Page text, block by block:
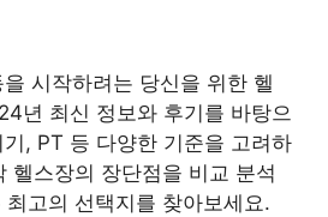
시작하려는 당신을 위한 헬
년 최신 정보와 후기를 바탕으
, PT 등 다양한 기준을 고려하
헬스장의 장단점을 비교 분석
고의 선택지를 찾아보세요.